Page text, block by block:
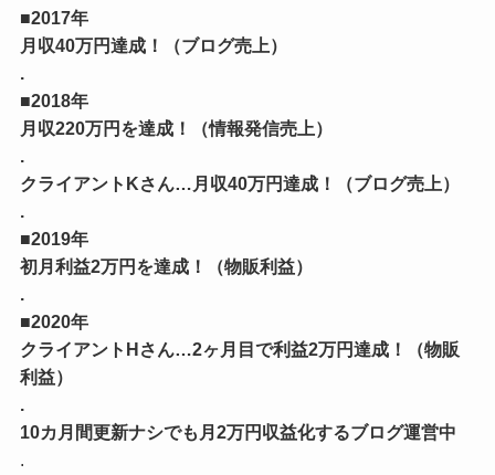
■2017年
月収40万円達成！（ブログ売上）
.
■2018年
月収220万円を達成！（情報発信売上）
.
クライアントKさん…月収40万円達成！（ブログ売上）
.
■2019年
初月利益2万円を達成！（物販利益）
.
■2020年
クライアントHさん…2ヶ月目で利益2万円達成！（物販
利益）
.
10カ月間更新ナシでも月2万円収益化するブログ運営中
.